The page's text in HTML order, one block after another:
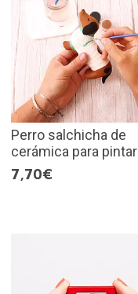
Perro salchicha de
cerámica para pintar
7,70€